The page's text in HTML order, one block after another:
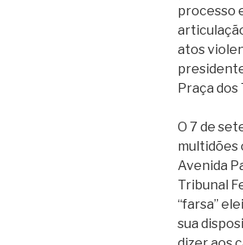
processo
atos
Praça dos
O 7 de
multidões
Avenida
Tribunal
“farsa”
sua